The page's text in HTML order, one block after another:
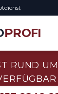
PROFI
RUND